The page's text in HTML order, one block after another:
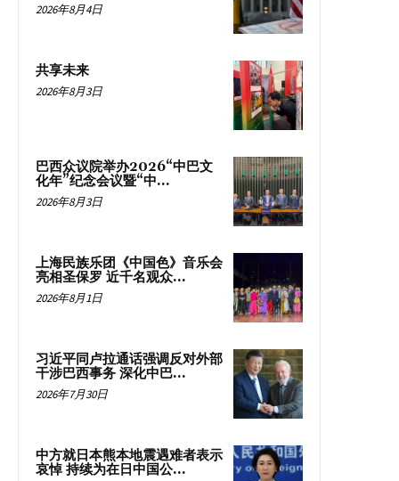
2026年8月4日
共享未来
2026年8月3日
巴西众议院举办2026“中巴文
化年”纪念会议暨“中...
2026年8月3日
上海民族乐团《中国色》音乐会
亮相圣保罗 近千名观众...
2026年8月1日
习近平同卢拉通话强调反对外部
干涉巴西事务 深化中巴...
2026年7月30日
中方就日本熊本地震遇难者表示
哀悼 持续为在日中国公...